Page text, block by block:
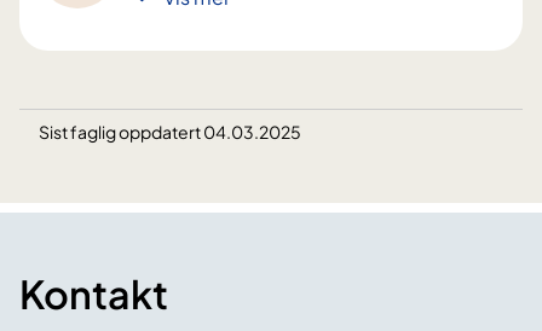
Sist faglig oppdatert 04.03.2025
Kontakt